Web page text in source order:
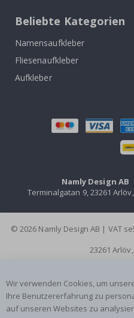
Beliebte Kategorien
Namensaufkleber
Fliesenaufkleber
Aufkleber
Namly Design AB
Terminalgatan 9, 23261
© 2026 Namly Design AB | VAT
23261
Wir verwenden Cookies, um
Ihre Benutzererfahrung zu
auf unseren Websites zu